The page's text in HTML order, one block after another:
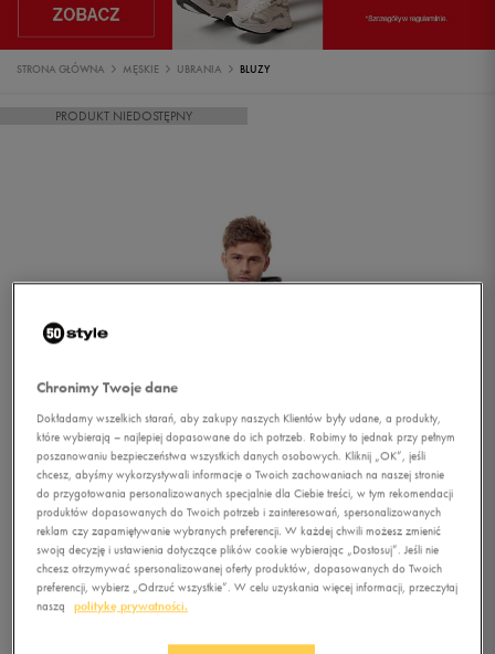
STRONA GŁÓWNA MĘSKIE UBRANIA BLUZY
PRODUKT NIEDOSTĘPNY
1/5
Chronimy Twoje dane
Dokładamy wszelkich starań, aby zakupy naszych Klientów były udane, a produkty,
które wybierają – najlepiej dopasowane do ich potrzeb. Robimy to jednak przy pełnym
poszanowaniu bezpieczeństwa wszystkich danych osobowych. Kliknij „OK”, jeśli
chcesz, abyśmy wykorzystywali informacje o Twoich zachowaniach na naszej stronie
do przygotowania personalizowanych specjalnie dla Ciebie treści, w tym rekomendacji
produktów dopasowanych do Twoich potrzeb i zainteresowań, spersonalizowanych
reklam czy zapamiętywanie wybranych preferencji. W każdej chwili możesz zmienić
swoją decyzję i ustawienia dotyczące plików cookie wybierając „Dostosuj”. Jeśli nie
chcesz otrzymywać spersonalizowanej oferty produktów, dopasowanych do Twoich
preferencji, wybierz „Odrzuć wszystkie”. W celu uzyskania więcej informacji, przeczytaj
naszą
politykę prywatności.